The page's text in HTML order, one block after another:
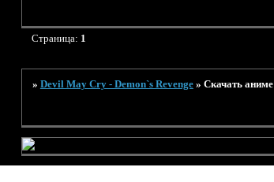
Страница: 1
» Devil May Cry - Demon`s Revenge » Скачать аниме